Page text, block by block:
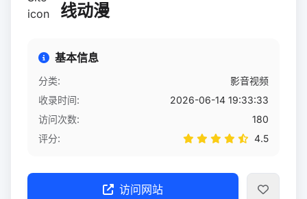
申请收录
自助广告
线动漫
基本信息
分类:
影音视频
收录时间:
2026-06-14 19:33:33
访问次数:
180
评分:
4.5
访问网站